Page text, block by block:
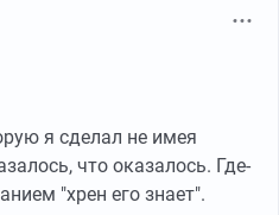
наименование
я сделал не имея
что оказалось. Где-
"хрен его знает".